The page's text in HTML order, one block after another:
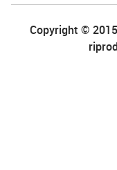
Copyright ©